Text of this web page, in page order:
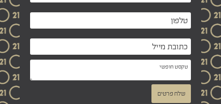
שלח פרטים